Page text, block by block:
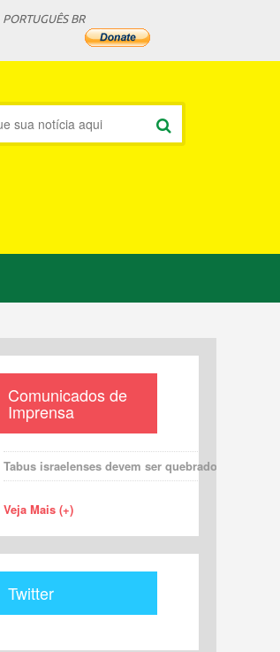
PORTUGUÊS BR
Comunicados de
Imprensa
Tabus israelenses devem ser quebrados para
Veja Mais (+)
Twitter